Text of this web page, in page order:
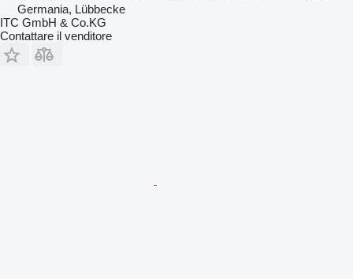
Germania, Lübbecke
ITC GmbH & Co.KG
Contattare il venditore